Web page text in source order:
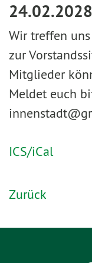
Wir treffen
zur
Mitglieder
Meldet euch
ICS/iCal
Zurück